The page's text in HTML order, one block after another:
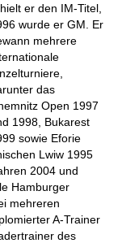
er den IM-Titel,
wurde er GM. Er
mehrere
das
Open 1997
1998, Bukarest
sowie Eforie
Lwiw 1995
2004 und
Hamburger
mehreren
A-Trainer
des